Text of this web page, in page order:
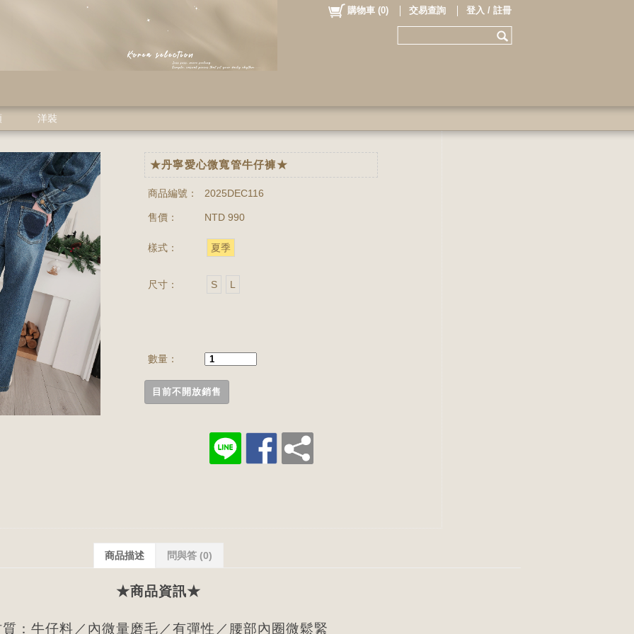
購物車 (0) 交易查詢 登入 / 註冊
洋裝
★丹寧愛心微寬管牛仔褲★
商品編號： 2025DEC116
售價： NTD 990
樣式： 夏季
尺寸： S L
數量：
目前不開放銷售
商品描述 問與答 (0)